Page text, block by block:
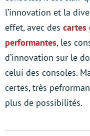
l’innovation et la
effet, avec des cartes
performantes, les
d’innovation sur le
celui des consoles.
certes, très
plus de possibilités.